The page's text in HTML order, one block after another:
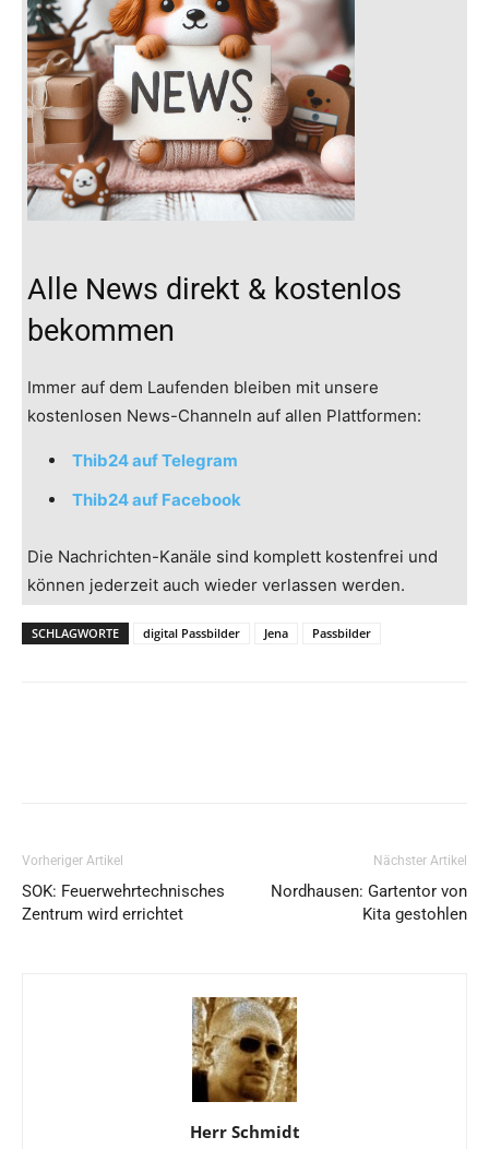
Alle News direkt & kostenlos
bekommen
Immer auf dem Laufenden bleiben mit unsere
kostenlosen News-Channeln auf allen Plattformen:
Thib24 auf Telegram
Thib24 auf Facebook
Die Nachrichten-Kanäle sind komplett kostenfrei und
können jederzeit auch wieder verlassen werden.
SCHLAGWORTE digital Passbilder Jena Passbilder
Vorheriger Artikel
SOK: Feuerwehrtechnisches
Zentrum wird errichtet
Nächster Artikel
Nordhausen: Gartentor von
Kita gestohlen
Herr Schmidt